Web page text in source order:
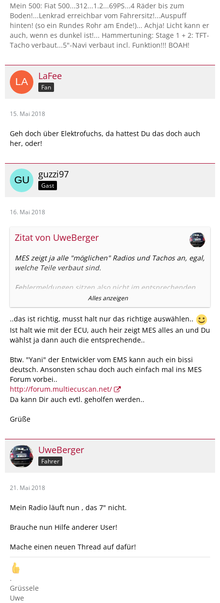
Mein 500: Fiat 500...312...1.2...69PS...4 Räder bis zum
Boden!...Lenkrad erreichbar vom Fahrersitz!...Auspuff
hinten! (so ein Rundes Rohr am Ende!)... Achja! Licht kann er
auch, wenn es dunkel ist!... Hammertuning: Stage 1 + 2: TFT-
Tacho verbaut...5"-Navi verbaut incl. Funktion!!! BOAH!
LaFee
Fan
15. Mai 2018
Geh doch über Elektrofuchs, da hattest Du das doch auch
her, oder!
guzzi97
Gast
16. Mai 2018
Zitat von UweBerger
MES zeigt ja alle "möglichen" Radios und Tachos an, egal,
welche Teile verbaut sind.
Fehlermeldungen sitzen also nicht im entsprechenden
Radio, sondern irgendwo in einem (Body-)Modul im Auto.
Hm, weiss gar nicht, ob Samstag meine Werkstatt auf hat.
Auf alle Fälle fahre ich dort vorbei, da Carglass in der
Nähe ist.
Auf so eine Art "Werkseinstellung" mit der Software der
Werkstatt hoffe ich nun auch erstmal.
Kollege mut seinem 7"er ist bei Fiat direkt dran.
Alles anzeigen
..das ist richtig, musst halt nur das richtige auswählen..
Ist halt wie mit der ECU, auch heir zeigt MES alles an und Du
wählst ja dann auch die entsprechende..
Btw. "Yani" der Entwickler vom EMS kann auch ein bissi
deutsch. Ansonsten schau doch auch einfach mal ins MES
Forum vorbei..
http://forum.multiecuscan.net/
Da kann Dir auch evtl. geholfen werden..
Grüße
UweBerger
Fahrer
21. Mai 2018
Mein Radio läuft nun , das 7" nicht.
Brauche nun Hilfe anderer User!
Mache einen neuen Thread auf dafür!
.
Grüssele
Uwe